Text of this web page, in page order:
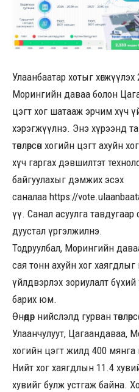
Улаанбаатар хотыг
Морингийн даваа болон
цэгт хог шатааж эрчим хүч
хэрэгжүүлнэ. Энэ хүрээнд
төвлөрсөн хогийн цэгт ахуйн
хүч гаргах дэвшилтэт
байгуулахыг дэмжих эсэх
саналаа https://
үү. Санал асуулга
дуустал үргэлжилнэ.
Тодруулбал, Морингийн
сая тонн ахуйн хог
үйлдвэрлэх зориулалт
барих юм.
Өнөөдөр нийслэлд гурван
Улаанчулуут, Цагаандаваа,
хогийн цэгт жилд 400 мянга
Нийт хог хаягдлын 11.4
хувийг булж устгаж байна.